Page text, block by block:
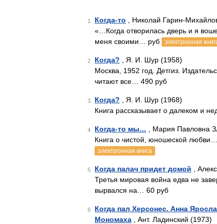
1 Когда-то , Николай Гарин-
«…Когда отворилась дверь и я
меня своими… руб
электронная
2 Когда? , Я. И. Шур (1958)
Москва, 1952 год. Детгиз.
читают все… 490 руб
3 Когда? , Я. И. Шур (1968)
Книга рассказывает о далеком и
4 Когда-то мы… , Мария Павловна
Книга о чистой, юношеской
электронная книга
5 Когда палач придет домой ,
Третья мировая война едва не
вырвался на… 60 руб
6
Когда пал Херсонес. Анна
Мономаха , Ант. Ладинский (1973)